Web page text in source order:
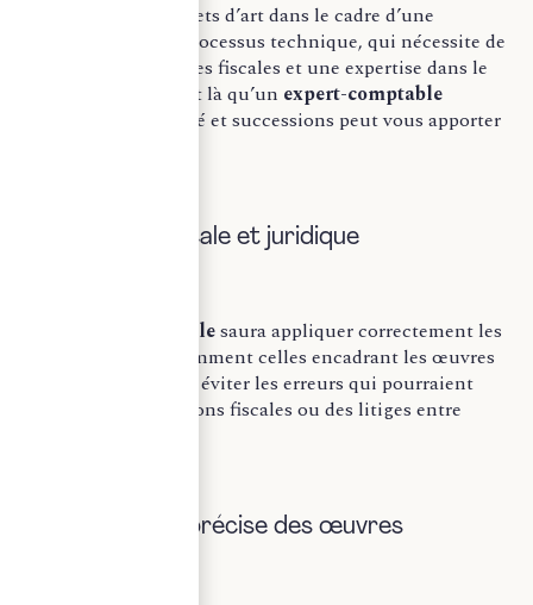
L’évaluation des objets d’art dans le cadre d’une
succession est un processus technique, qui nécessite de
solides connaissances fiscales et une expertise dans le
marché de l’art. C’est là qu’un expert-comptable
spécialisé en fiscalité et successions peut vous apporter
A) Expertise fiscale et juridique
expert-comptablesaura appliquer correctement les
règles fiscales, notamment celles encadrant les œuvres
d’art, et vous aider à éviter les erreurs qui pourraient
entraîner des sanctions fiscales ou des litiges entre
B) Valorisation précise des œuvres